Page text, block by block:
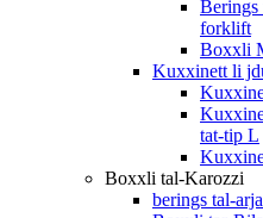
Berings
forklift
Boxxli
Kuxxinett li
tat-tip L
Boxxli tal-Karozzi
berings tal-